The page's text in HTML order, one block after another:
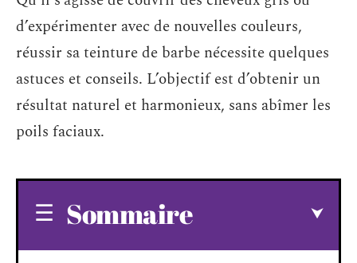
d’expérimenter avec de nouvelles couleurs,
réussir sa teinture de barbe nécessite quelques
astuces et conseils. L’objectif est d’obtenir un
résultat naturel et harmonieux, sans abîmer les
poils faciaux.
Sommaire